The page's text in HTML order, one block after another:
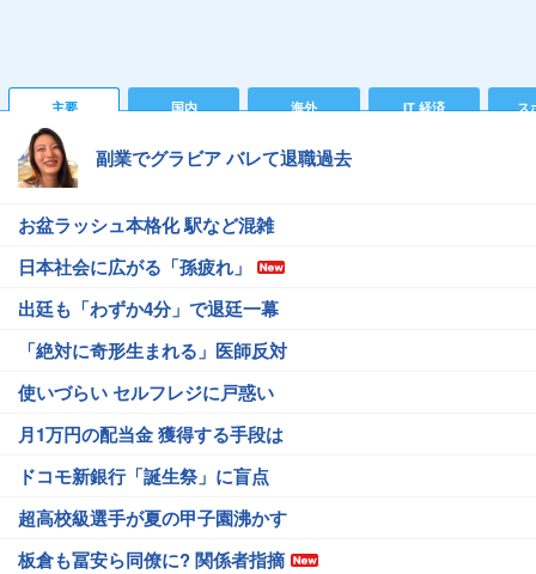
主要 国内 海外 IT 経済 ス
副業でグラビア バレて退職過去
お盆ラッシュ本格化 駅など混雑
日本社会に広がる「孫疲れ」
出廷も「わずか4分」で退廷一幕
「絶対に奇形生まれる」医師反対
使いづらい セルフレジに戸惑い
月1万円の配当金 獲得する手段は
ドコモ新銀行「誕生祭」に盲点
超高校級選手が夏の甲子園沸かす
板倉も冨安ら同僚に? 関係者指摘